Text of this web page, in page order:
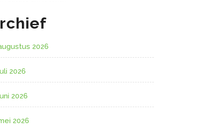
2026
2026
2026
2026